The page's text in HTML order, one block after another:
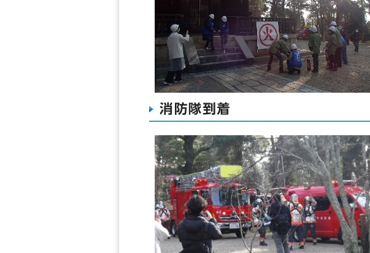
消防隊到着